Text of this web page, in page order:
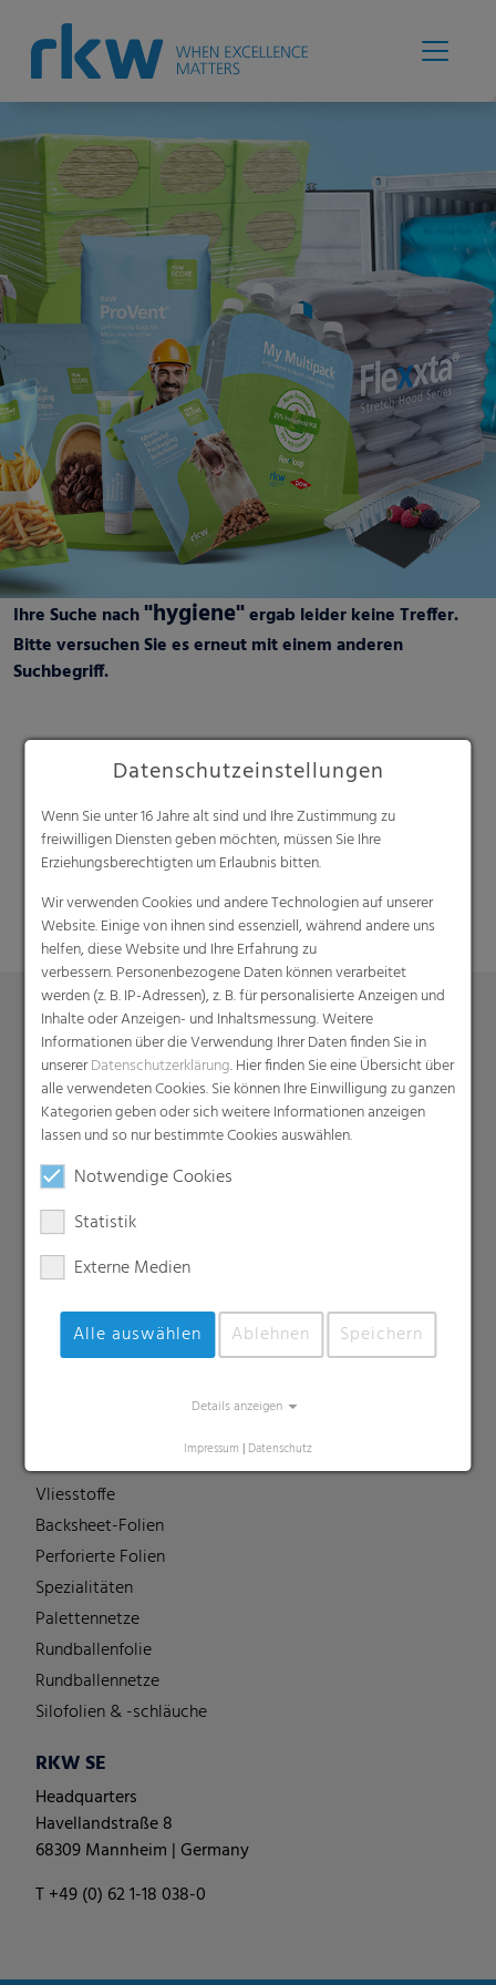
Ihre Suche nach"hygiene"ergab leider keine Treffer.
Bitte versuchen Sie es erneut mit einem anderen
Suchbegriff.
Suche
Datenschutzeinstellungen
Wenn Sie unter 16 Jahre alt sind und Ihre Zustimmung zu
freiwilligen Diensten geben möchten, müssen Sie Ihre
Erziehungsberechtigten um Erlaubnis bitten.
Wir verwenden Cookies und andere Technologien auf unserer
Website. Einige von ihnen sind essenziell, während andere uns
helfen, diese Website und Ihre Erfahrung zu
verbessern. Personenbezogene Daten können verarbeitet
werden (z. B. IP-Adressen), z. B. für personalisierte Anzeigen und
Inhalte oder Anzeigen- und Inhaltsmessung. Weitere
Informationen über die Verwendung Ihrer Daten finden Sie in
unsererDatenschutzerklärung. Hier finden Sie eine Übersicht über
alle verwendeten Cookies. Sie können Ihre Einwilligung zu ganzen
Kategorien geben oder sich weitere Informationen anzeigen
lassen und so nur bestimmte Cookies auswählen.
Notwendige Cookies
Statistik
Externe Medien
Alle auswählen Ablehnen Speichern
Details anzeigen
Impressum | Datenschutz
Produkte
Barrierefolien
Compounds
Industriefolien, Säcke, Sackverpackungen
Liners
Multipack-Schrumpffolien
Papierähnliche Folien
Schrumpffolien & Stretchhauben
Gewächshausfolien
Vliesstoffe
Backsheet-Folien
Perforierte Folien
Spezialitäten
Palettennetze
Rundballenfolie
Rundballennetze
Silofolien & -schläuche
RKW SE
Headquarters
Havellandstraße 8
68309 Mannheim | Germany
T +49 (0) 62 1-18 038-0